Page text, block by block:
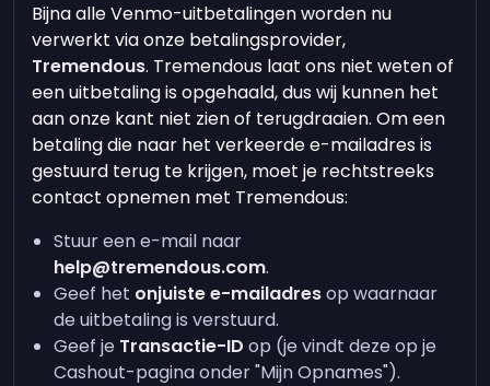
Bijna alle Venmo-uitbetalingen worden nu
verwerkt via onze betalingsprovider,
Tremendous. Tremendous laat ons niet weten of
een uitbetaling is opgehaald, dus wij kunnen het
aan onze kant niet zien of terugdraaien. Om een
betaling die naar het verkeerde e-mailadres is
gestuurd terug te krijgen, moet je rechtstreeks
contact opnemen met Tremendous:
Stuur een e-mail naar
help@tremendous.com.
Geef het onjuiste e-mailadresop waarnaar
de uitbetaling is verstuurd.
Geef je Transactie-ID op (je vindt deze op je
Cashout-pagina onder "Mijn Opnames").